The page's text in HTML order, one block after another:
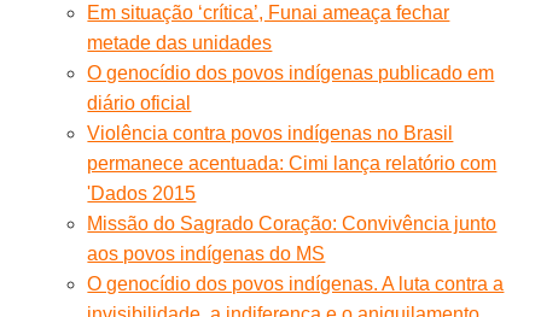
Em situação ‘crítica’, Funai ameaça fechar
metade das unidades
O genocídio dos povos indígenas publicado em
diário oficial
Violência contra povos indígenas no Brasil
permanece acentuada: Cimi lança relatório com
'Dados 2015
Missão do Sagrado Coração: Convivência junto
aos povos indígenas do MS
O genocídio dos povos indígenas. A luta contra a